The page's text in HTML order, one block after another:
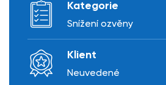
Kategorie
Snížení ozvěny
Klient
Neuvedené